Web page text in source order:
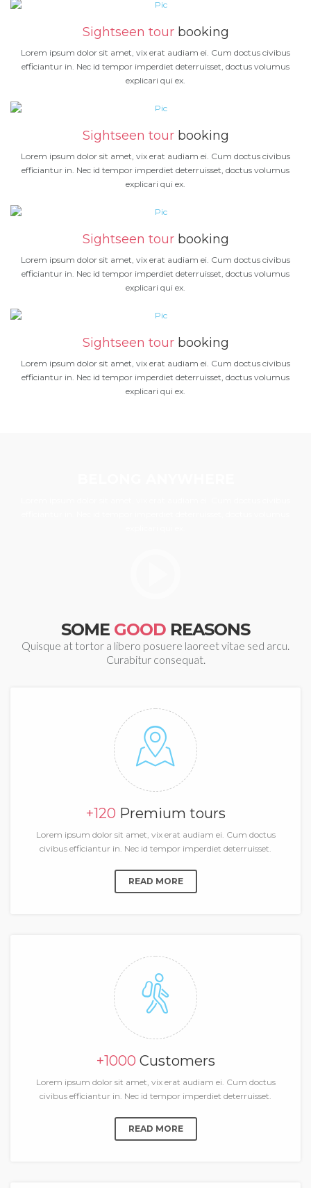
Sightseen tourbooking
Lorem ipsum dolor sit amet, vix erat audiam ei. Cum doctus civibus
efficiantur in. Nec id tempor imperdiet deterruisset, doctus volumus
explicari qui ex.
Sightseen tourbooking
Lorem ipsum dolor sit amet, vix erat audiam ei. Cum doctus civibus
efficiantur in. Nec id tempor imperdiet deterruisset, doctus volumus
explicari qui ex.
Sightseen tourbooking
Lorem ipsum dolor sit amet, vix erat audiam ei. Cum doctus civibus
efficiantur in. Nec id tempor imperdiet deterruisset, doctus volumus
explicari qui ex.
Sightseen tourbooking
Lorem ipsum dolor sit amet, vix erat audiam ei. Cum doctus civibus
efficiantur in. Nec id tempor imperdiet deterruisset, doctus volumus
explicari qui ex.
SOME GOOD REASONS
Quisque at tortor a libero posuere laoreet vitae sed arcu.
Curabitur consequat.
+120 Premium tours
Lorem ipsum dolor sit amet, vix erat audiam ei. Cum doctus
civibus efficiantur in. Nec id tempor imperdiet deterruisset.
READ MORE
+1000 Customers
Lorem ipsum dolor sit amet, vix erat audiam ei. Cum doctus
civibus efficiantur in. Nec id tempor imperdiet deterruisset.
READ MORE